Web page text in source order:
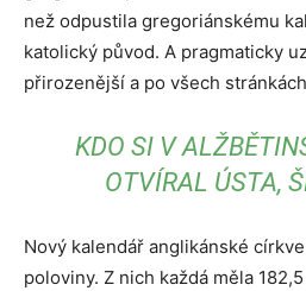
než odpustila gregoriánskému
katolický původ. A pragmaticky
přirozenější a po všech
KDO SI V
OTVÍRAL ÚSTA,
Nový kalendář anglikánské
poloviny. Z nich každá měla